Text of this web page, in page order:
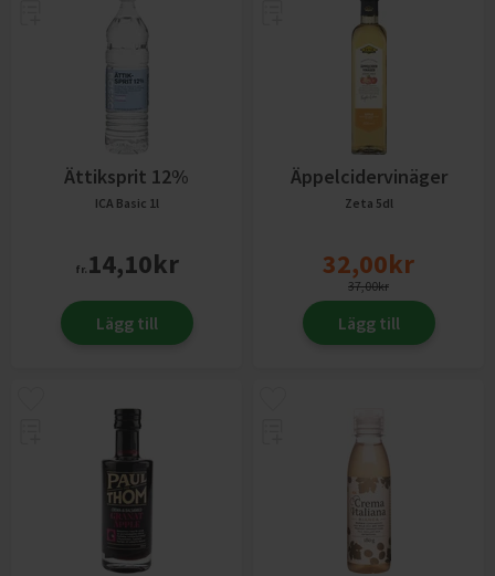
Ättiksprit 12%
ICA Basic 1l
fr. 14,10kr
Lägg till
Äppelcidervinäger
Zeta 5dl
32,00kr
37,00kr
Lägg till